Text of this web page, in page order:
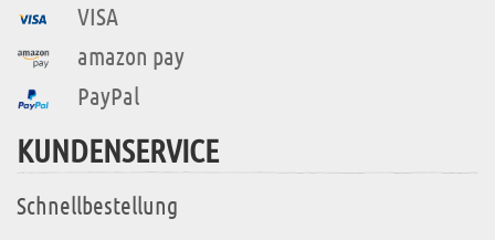
VISA
amazon pay
PayPal
KUNDENSERVICE
Schnellbestellung